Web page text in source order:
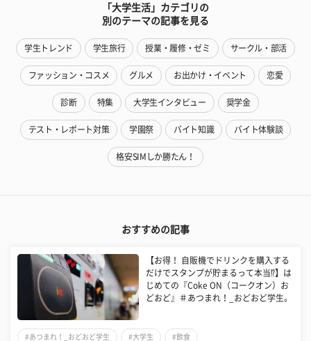
「大学生活」カテゴリの
別のテーマの記事を見る
学生トレンド 学生旅行 授業・履修・ゼミ サークル・部活
ファッション・コスメ グルメ お出かけ・イベント 恋愛
診断 特集 大学生インタビュー 奨学金
テスト・レポート対策 学園祭 バイト知識 バイト体験談
格安SIMしか勝たん！
おすすめの記事
【お得！ 自販機でドリンクを購入する
だけでスタンプが貯まるって本当⁉】は
じめての『Coke ON（コークオン）お
どおど』＃あつまれ！_おどおど学生。
#あつまれ！_おどおど学生 #大学生 #飲食